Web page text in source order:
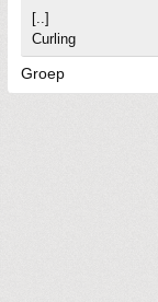
[..]
Curling
Groep